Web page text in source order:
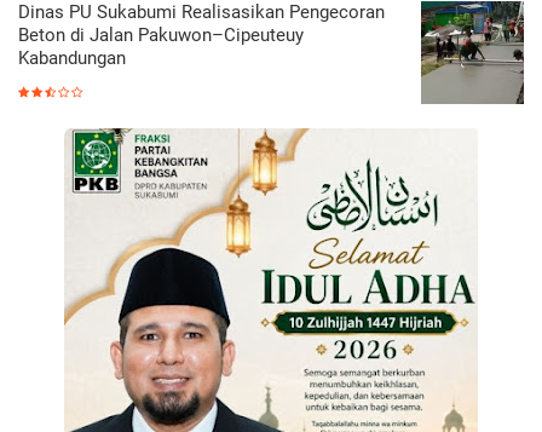
Dinas PU Sukabumi Realisasikan Pengecoran
Beton di Jalan Pakuwon–Cipeuteuy
Kabandungan